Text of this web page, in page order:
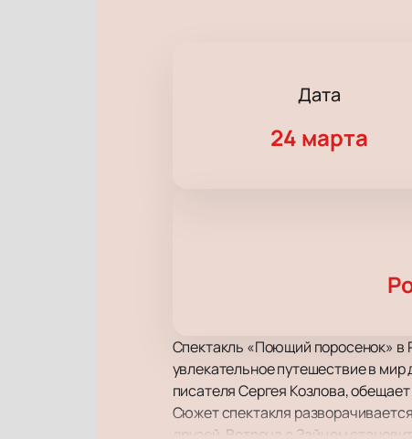
Дата
24 марта
Спектакль «Поющий поросенок» в
увлекательное путешествие в
писателя Сергея Козлова,
Сюжет спектакля
друзей. Встреча с Зайцем